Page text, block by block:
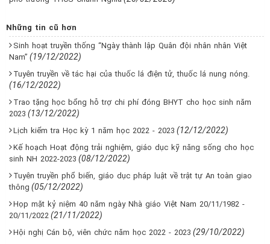
Những tin cũ hơn
Sinh hoạt truyền thống “Ngày thành lập Quân đội nhân nhân Việt
Nam” (19/12/2022)
Tuyên truyền về tác hại của thuốc lá điện tử, thuốc lá nung nóng.
(16/12/2022)
Trao tặng học bổng hỗ trợ chi phí đóng BHYT cho học sinh năm
2023 (13/12/2022)
Lịch kiểm tra Học kỳ 1 năm học 2022 - 2023 (12/12/2022)
Kế hoạch Hoạt động trải nghiệm, giáo dục kỹ năng sống cho học
sinh NH 2022-2023 (08/12/2022)
Tuyên truyền phổ biến, giáo dục pháp luật về trật tự An toàn giao
thông (05/12/2022)
Họp mặt kỷ niệm 40 năm ngày Nhà giáo Việt Nam 20/11/1982 -
20/11/2022 (21/11/2022)
Hội nghị Cán bộ, viên chức năm học 2022 - 2023 (29/10/2022)